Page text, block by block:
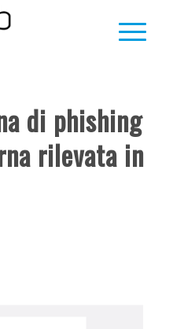
di phishing
rilevata in